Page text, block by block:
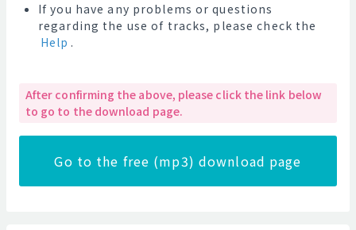
If you have any problems or questions
regarding the use of tracks, please check the
Help .
After confirming the above, please click the link below
to go to the download page.
Go to the free (mp3) download page